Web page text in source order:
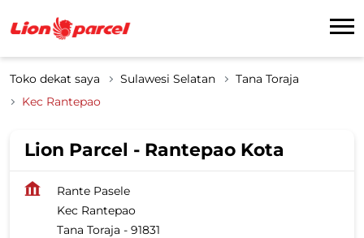
Toko dekat saya Sulawesi Selatan
Tana Toraja
Kec Rantepao
Lion Parcel - Rantepao Kota
Rante Pasele
Kec Rantepao
Tana Toraja - 91831